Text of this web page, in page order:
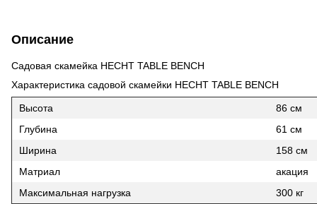
Описание
Садовая скамейка HECHT TABLE BENCH
Характеристика садовой скамейки HECHT TABLE BENCH
Высота
86 см
Глубина
61 см
Ширина
158 см
Матриал
акация
Максимальная нагрузка
300 кг